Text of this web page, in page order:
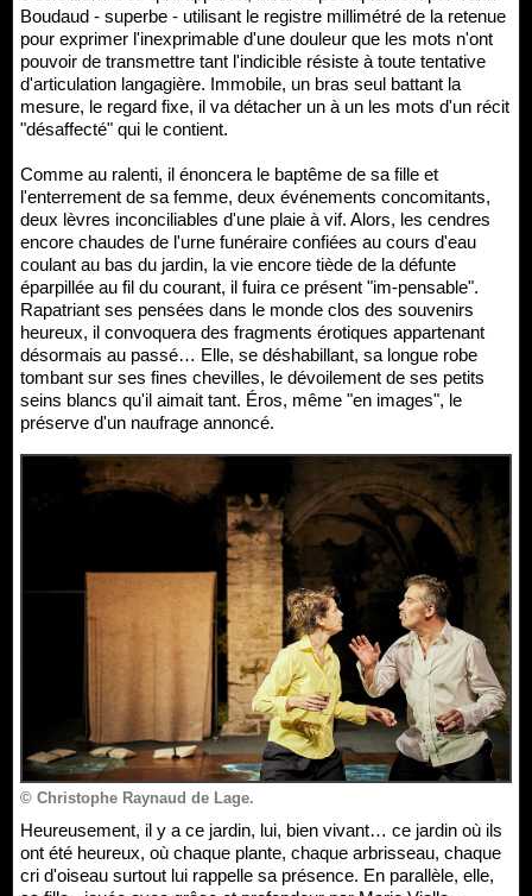
Boudaud - superbe - utilisant le registre millimétré de la retenue
pour exprimer l'inexprimable d'une douleur que les mots n'ont
pouvoir de transmettre tant l'indicible résiste à toute tentative
d'articulation langagière. Immobile, un bras seul battant la
mesure, le regard fixe, il va détacher un à un les mots d'un récit
"désaffecté" qui le contient.
Comme au ralenti, il énoncera le baptême de sa fille et
l'enterrement de sa femme, deux événements concomitants,
deux lèvres inconciliables d'une plaie à vif. Alors, les cendres
encore chaudes de l'urne funéraire confiées au cours d'eau
coulant au bas du jardin, la vie encore tiède de la défunte
éparpillée au fil du courant, il fuira ce présent "im-pensable".
Rapatriant ses pensées dans le monde clos des souvenirs
heureux, il convoquera des fragments érotiques appartenant
désormais au passé… Elle, se déshabillant, sa longue robe
tombant sur ses fines chevilles, le dévoilement de ses petits
seins blancs qu'il aimait tant. Éros, même "en images", le
préserve d'un naufrage annoncé.
© Christophe Raynaud de Lage.
Heureusement, il y a ce jardin, lui, bien vivant… ce jardin où ils
ont été heureux, où chaque plante, chaque arbrisseau, chaque
cri d'oiseau surtout lui rappelle sa présence. En parallèle, elle,